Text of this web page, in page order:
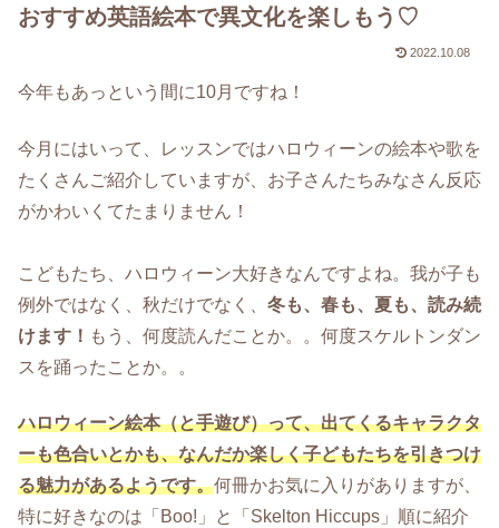
おすすめ英語絵本で異文化を楽しもう♡
2022.10.08
今年もあっという間に10月ですね！
今月にはいって、レッスンではハロウィーンの絵本や歌を
たくさんご紹介していますが、お子さんたちみなさん反応
がかわいくてたまりません！
こどもたち、ハロウィーン大好きなんですよね。我が子も
例外ではなく、秋だけでなく、 冬も、春も、夏も、読み続
けます！ もう、何度読んだことか。。何度スケルトンダン
スを踊ったことか。。
ハロウィーン絵本（と手遊び）って、出てくるキャラクタ
ーも色合いとかも、なんだか楽しく子どもたちを引きつけ
る魅力があるようです。何冊かお気に入りがありますが、
特に好きなのは「Boo!」と「Skelton Hiccups」順に紹介